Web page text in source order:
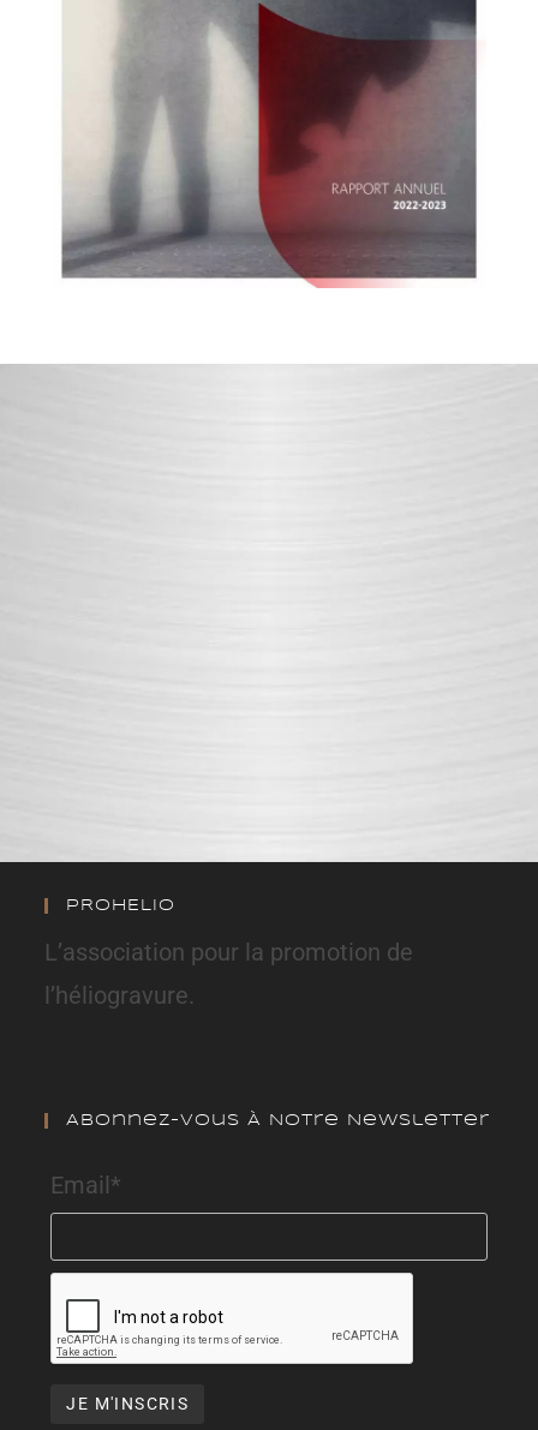
PROHELIO
L’association pour la promotion de
l’héliogravure.
Abonnez-Vous À Notre Newsletter
Email*